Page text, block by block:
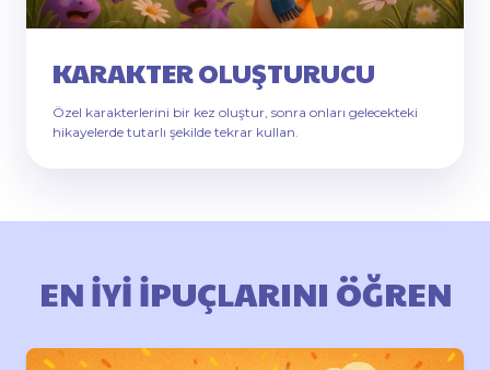
KARAKTER OLUŞTURUCU
Özel karakterlerini bir kez oluştur, sonra onları gelecekteki
hikayelerde tutarlı şekilde tekrar kullan.
EN IYI IPUÇLARINI ÖĞREN